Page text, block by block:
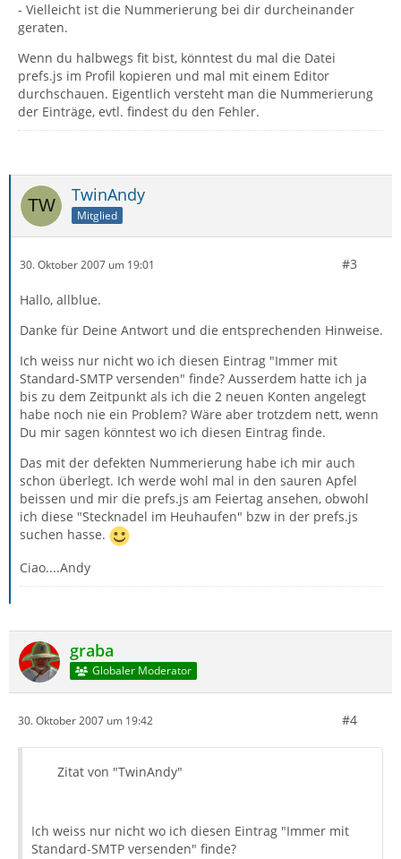
- Vielleicht ist die Nummerierung bei dir durcheinander
geraten.
Wenn du halbwegs fit bist, könntest du mal die Datei
prefs.js im Profil kopieren und mal mit einem Editor
durchschauen. Eigentlich versteht man die Nummerierung
der Einträge, evtl. findest du den Fehler.
TwinAndy
Mitglied
30. Oktober 2007 um 19:01 #3
Hallo, allblue.
Danke für Deine Antwort und die entsprechenden Hinweise.
Ich weiss nur nicht wo ich diesen Eintrag "Immer mit
Standard-SMTP versenden" finde? Ausserdem hatte ich ja
bis zu dem Zeitpunkt als ich die 2 neuen Konten angelegt
habe noch nie ein Problem? Wäre aber trotzdem nett, wenn
Du mir sagen könntest wo ich diesen Eintrag finde.
Das mit der defekten Nummerierung habe ich mir auch
schon überlegt. Ich werde wohl mal in den sauren Apfel
beissen und mir die prefs.js am Feiertag ansehen, obwohl
ich diese "Stecknadel im Heuhaufen" bzw in der prefs.js
suchen hasse.
Ciao....Andy
graba
Globaler Moderator
30. Oktober 2007 um 19:42 #4
Zitat von "TwinAndy"
Ich weiss nur nicht wo ich diesen Eintrag "Immer mit
Standard-SMTP versenden" finde?